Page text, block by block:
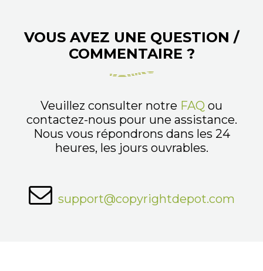
VOUS AVEZ UNE QUESTION /
COMMENTAIRE ?
Veuillez consulter notre FAQ ou
contactez-nous pour une assistance.
Nous vous répondrons dans les 24
heures, les jours ouvrables.
support@copyrightdepot.com